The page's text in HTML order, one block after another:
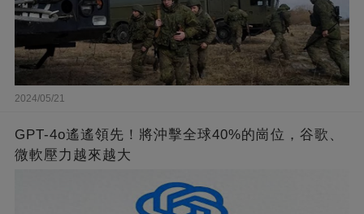
2024/05/21
GPT-4o遙遙領先！將沖擊全球40%的崗位，谷歌、
微軟壓力越來越大